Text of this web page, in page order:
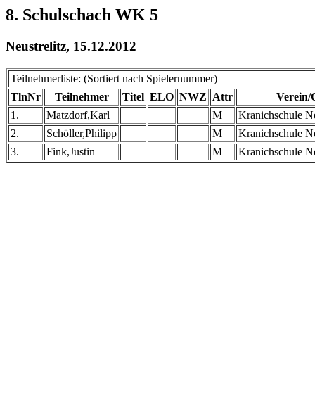
8. Schulschach WK 5
Neustrelitz, 15.12.2012
Teilnehmerliste: (Sortiert nach Spielernummer)
TlnNr
Teilnehmer Titel ELO NWZ Attr
Verein/
1.
Matzdorf,Karl M
Kranichschule
2.
Schöller,Philipp M
Kranichschule
3.
Fink,Justin M Kranichschule